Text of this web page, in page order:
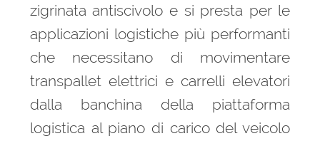
zigrinata antiscivolo e si presta per le
applicazioni logistiche più performanti
che necessitano di movimentare
transpallet elettrici e carrelli elevatori
dalla banchina della piattaforma
logistica al piano di carico del veicolo